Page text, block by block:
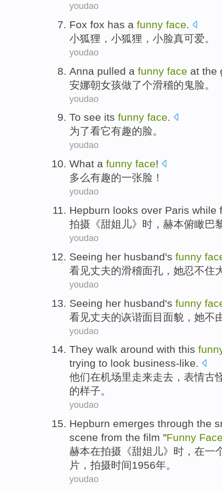
youdao
Fox fox has a funny face.
小狐狸，小狐狸，小脸真可爱。
youdao
Anna pulled a funny face at the
安娜朝女孩做了个滑稽的鬼脸 。
youdao
To see its funny face.
为了看它有趣的脸。
youdao
What a funny face!
多么有趣的一张脸 ！
youdao
Hepburn looks over Paris while
拍摄 《甜姐儿》时， 赫本俯瞰巴
youdao
Seeing her husband's funny
看见丈夫的滑稽面孔 ， 她忍不住
youdao
Seeing her husband's funny
看见丈夫的诙谐面目面貌 ， 她不
youdao
They walk around with this
trying to look business-like.
他们在机场里走来走去 ， 表情古
的样子。
youdao
Hepburn emerges through the
scene from the film "Funny
赫本在拍摄 《甜姐儿》时，在一
片，拍摄时间1956年。
youdao